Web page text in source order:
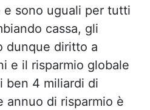
sono uguali per tutti
cassa, gli
dunque diritto a
e il risparmio globale
ben 4 miliardi di
annuo di risparmio è